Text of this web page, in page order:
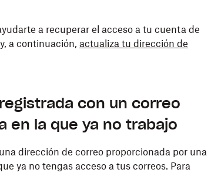
a recuperar el acceso a tu cuenta de
y, a continuación, actualiza tu dirección de
con un correo
en la que ya no trabajo
dirección de correo proporcionada por una
ya no tengas acceso a tus correos. Para